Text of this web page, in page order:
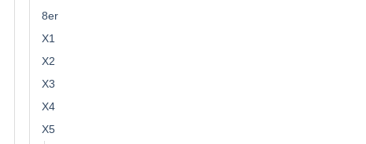
8er
X1
X2
X3
X4
X5